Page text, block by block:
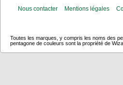
Nous contacter Mentions légales
Toutes les marques, y compris les noms des
pentagone de couleurs sont la propriété de